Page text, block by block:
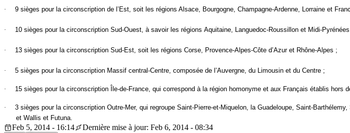
· 9 sièges pour la circonscription de l’Est, soit les régions Alsace, Bourgogne, Champagne-Ardenne, Lorraine et
· 10 sièges pour la circonscription Sud-Ouest, à savoir les régions Aquitaine, Languedoc-Roussillon et Midi-Pyrénées
· 13 sièges pour la circonscription Sud-Est, soit les régions Corse, Provence-Alpes-Côte d’Azur et Rhône-Alpes ;
· 5 sièges pour la circonscription Massif central-Centre, composée de l’Auvergne, du Limousin et du Centre ;
· 15 sièges pour la circonscription Île-de-France, qui correspond à la région homonyme et aux Français établis hors
· 3 sièges pour la circonscription Outre-Mer, qui regroupe Saint-Pierre-et-Miquelon, la Guadeloupe, Saint-Barthélemy,
et Wallis et Futuna.
Feb 5, 2014 - 16:14 Dernière mise à jour: Feb 6, 2014 - 08:34